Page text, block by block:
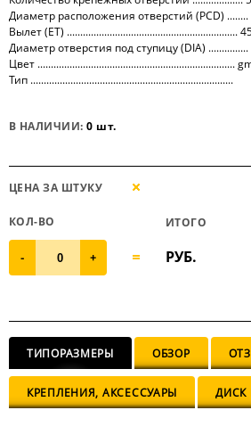
Диаметр расположения отверстий (PCD)
Вылет (ET) ................................................................
Диаметр отверстия под ступицу (DIA)
Цвет ..........................................................................
Тип ............................................................................
В НАЛИЧИИ:0 шт.
ЦЕНА ЗА ШТУКУ
КОЛ-ВО
- +
ИТОГО
РУБ.
ТИПОРАЗМЕРЫ ОБЗОР
КРЕПЛЕНИЯ, АКСЕССУАРЫ